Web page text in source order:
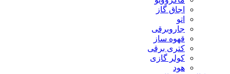
اجاق گاز
اتو
جاروبرقی
قهوه ساز
کتری برقی
کولر گازی
هود